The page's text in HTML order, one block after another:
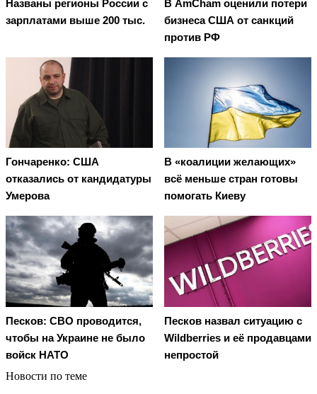
Названы регионы России с
зарплатами выше 200 тыс.
В AmCham оценили потери
бизнеса США от санкций
против РФ
Гончаренко: США
отказались от кандидатуры
Умерова
В «коалиции желающих»
всё меньше стран готовы
помогать Киеву
Песков: СВО проводится,
чтобы на Украине не было
войск НАТО
Песков назвал ситуацию с
Wildberries и её продавцами
непростой
Новости по теме